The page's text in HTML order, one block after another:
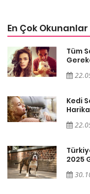
En Çok Okunanlar
Tüm
Kedi
2025